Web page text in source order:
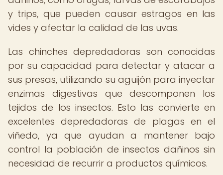
y trips, que pueden causar estragos en las
vides y afectar la calidad de las uvas.
Las chinches depredadoras son conocidas
por su capacidad para detectar y atacar a
sus presas, utilizando su aguijón para inyectar
enzimas digestivas que descomponen los
tejidos de los insectos. Esto las convierte en
excelentes depredadoras de plagas en el
viñedo, ya que ayudan a mantener bajo
control la población de insectos dañinos sin
necesidad de recurrir a productos químicos.